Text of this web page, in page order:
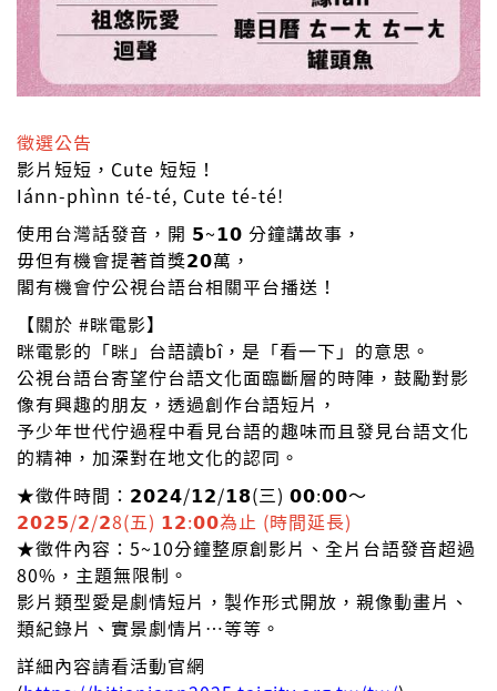
徵選公告
影片短短，Cute 短短！
Iánn-phìnn té-té, Cute té-té!
使用台灣話發音，開 𝟱~𝟭𝟬 分鐘講故事，
毋但有機會提著首獎𝟮𝟬萬，
閣有機會佇公視台語台相關平台播送！
【關於 #眯電影】
眯電影的「眯」台語讀bî，是「看一下」的意思。
公視台語台寄望佇台語文化面臨斷層的時陣，鼓勵對影
像有興趣的朋友，透過創作台語短片，
予少年世代佇過程中看見台語的趣味而且發見台語文化
的精神，加深對在地文化的認同。
★徵件時間：𝟮𝟬𝟮𝟰/𝟭𝟮/𝟭𝟴(三) 𝟬𝟬:𝟬𝟬～
𝟮𝟬𝟮𝟱/𝟮/𝟮8(五) 𝟭𝟮:𝟬𝟬為止 (時間延長)
★徵件內容：5~10分鐘整原創影片、全片台語發音超過
80%，主題無限制。
影片類型愛是劇情短片，製作形式開放，親像動畫片、
類紀錄片、實景劇情片…等等。
詳細內容請看活動官網